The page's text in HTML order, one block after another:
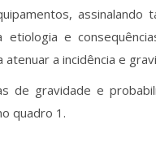
assinalando
e
a incidência e
de gravidade e
quadro 1.